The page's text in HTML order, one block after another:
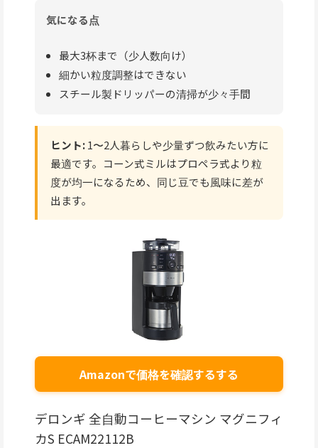
気になる点
最大3杯まで（少人数向け）
細かい粒度調整はできない
スチール製ドリッパーの清掃が少々手間
ヒント:1〜2人暮らしや少量ずつ飲みたい方に
最適です。コーン式ミルはプロペラ式より粒
度が均一になるため、同じ豆でも風味に差が
出ます。
Amazonで価格を確認するする
デロンギ 全自動コーヒーマシン マグニフィ
カS ECAM22112B